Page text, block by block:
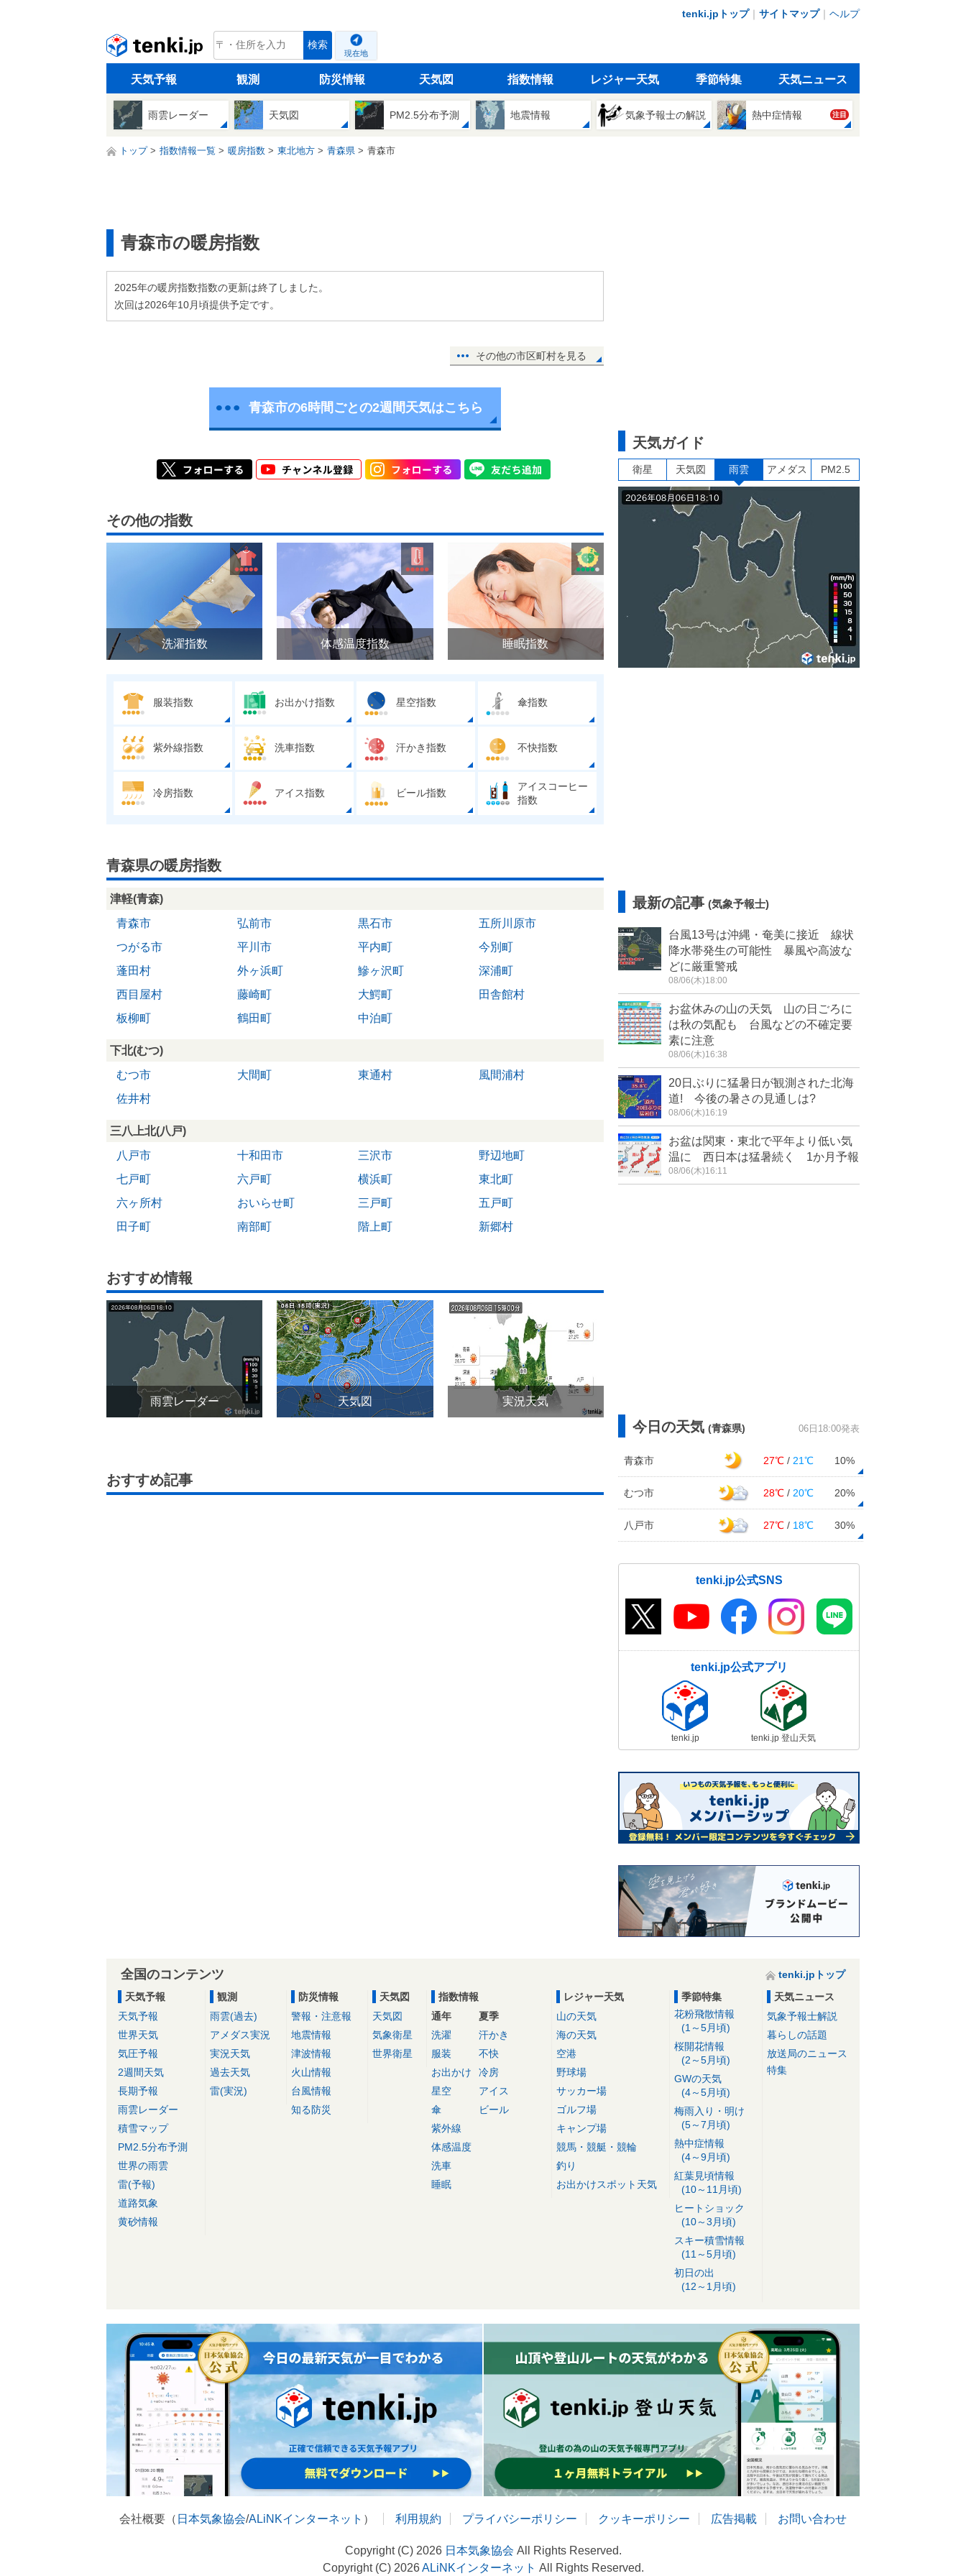
tenki.jpトップ｜ サイトマップ｜ ヘルプ
tenki.jp 検索
現在地
天気予報 観測 防災情報 天気図 指数情報 レジャー天気 季節特集 天気ニュース
雨雲レーダー 天気図 PM2.5分布予測 地震情報 気象予報士の解説 熱中症情報 注目
トップ 指数情報一覧 暖房指数 東北地方 青森県 青森市
青森市の暖房指数
2025年の暖房指数指数の更新は終了しました。
次回は2026年10月頃提供予定です。
その他の市区町村を見る
青森市の6時間ごとの2週間天気はこちら
その他の指数
洗濯指数 体感温度指数 睡眠指数
服装指数 お出かけ指数 星空指数 傘指数
紫外線指数 洗車指数 汗かき指数 不快指数
冷房指数 アイス指数 ビール指数
アイスコーヒー
指数
青森県の暖房指数
津軽(青森)
青森市
弘前市 黒石市
五所川原市
つがる市
平川市 平内町
今別町
蓬田村
外ヶ浜町 鰺ヶ沢町
深浦町
西目屋村
藤崎町 大鰐町
田舎館村
板柳町
鶴田町 中泊町
下北(むつ)
むつ市
大間町 東通村
風間浦村
佐井村
三八上北(八戸)
八戸市
十和田市 三沢市
野辺地町
七戸町
六戸町 横浜町
東北町
六ヶ所村
おいらせ町 三戸町
五戸町
田子町
南部町 階上町 新郷村
おすすめ情報
雨雲レーダー 天気図 実況天気
おすすめ記事
天気ガイド
衛星 天気図 雨雲 アメダス PM2.5
最新の記事 (気象予報士)
台風13号は沖縄・奄美に接近 線状
降水帯発生の可能性 暴風や高波な
どに厳重警戒
08/06(木)18:00
お盆休みの山の天気 山の日ごろに
は秋の気配も 台風などの不確定要
素に注意
08/06(木)16:38
20日ぶりに猛暑日が観測された北海
道! 今後の暑さの見通しは?
08/06(木)16:19
お盆は関東・東北で平年より低い気
温に 西日本は猛暑続く 1か月予報
08/06(木)16:11
今日の天気 (青森県) 06日18:00発表
青森市 27℃ / 21℃ 10%
むつ市 28℃ / 20℃ 20%
八戸市 27℃ / 18℃ 30%
tenki.jp公式SNS
tenki.jp公式アプリ
tenki.jp tenki.jp 登山天気
全国のコンテンツ
tenki.jpトップ
天気予報
天気予報
世界天気
気圧予報
2週間天気
長期予報
雨雲レーダー
積雪マップ
PM2.5分布予測
世界の雨雲
雷(予報)
道路気象
黄砂情報
観測
雨雲(過去)
アメダス実況
実況天気
過去天気
雷(実況)
防災情報
警報・注意報
地震情報
津波情報
火山情報
台風情報
知る防災
天気図
天気図
気象衛星
世界衛星
指数情報
通年
洗濯
服装
お出かけ
星空
傘
紫外線
体感温度
洗車
睡眠
夏季
汗かき
不快
冷房
アイス
ビール
レジャー天気
山の天気
海の天気
空港
野球場
サッカー場
ゴルフ場
キャンプ場
競馬・競艇・競輪
釣り
お出かけスポット天気
季節特集
花粉飛散情報
(1～5月頃)
桜開花情報
(2～5月頃)
GWの天気
(4～5月頃)
梅雨入り・明け
(5～7月頃)
熱中症情報
(4～9月頃)
紅葉見頃情報
(10～11月頃)
ヒートショック
(10～3月頃)
スキー積雪情報
(11～5月頃)
初日の出
(12～1月頃)
天気ニュース
気象予報士解説
暮らしの話題
放送局のニュース
特集
会社概要（ 日本気象協会/ALiNKインターネット ） 利用規約 プライバシーポリシー クッキーポリシー 広告掲載 お問い合わせ
Copyright (C) 2026 日本気象協会 All Rights Reserved.
Copyright (C) 2026ALiNKインターネット All Rights Reserved.